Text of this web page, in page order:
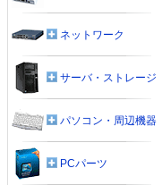
ネットワーク
サーバ・ストレージ
パソコン・周辺機器
PCパーツ